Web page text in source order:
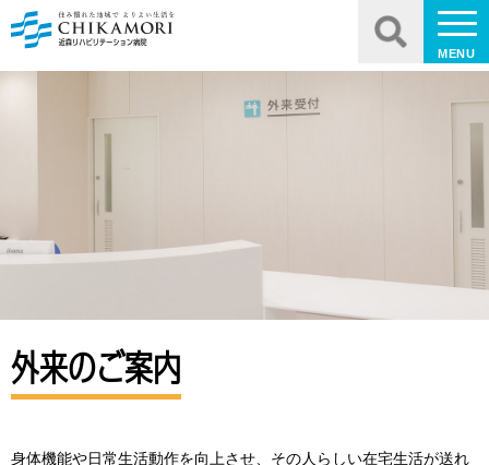
MENU
外来のご案内
身体機能や日常生活動作を向上させ、その人らしい在宅生活が送れ